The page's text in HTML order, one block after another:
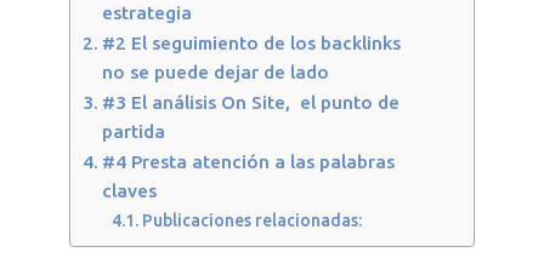
estrategia
#2 El seguimiento de los backlinks
no se puede dejar de lado
#3 El análisis On Site, el punto de
partida
#4 Presta atención a las palabras
claves
Publicaciones relacionadas: